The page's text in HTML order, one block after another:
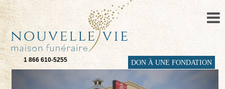
1 866 610-5255 DON À UNE FONDATION